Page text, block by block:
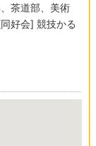
茶道部、美術
好会] 競技かる